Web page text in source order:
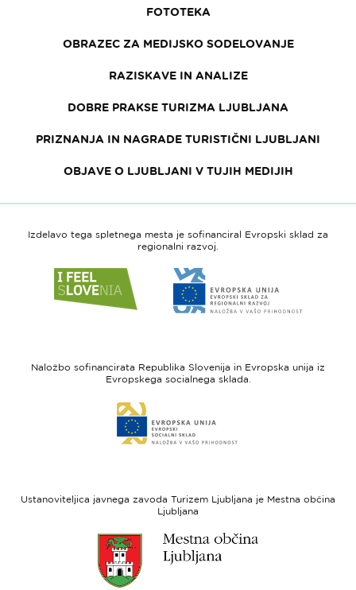
FOTOTEKA
OBRAZEC ZA MEDIJSKO SODELOVANJE
RAZISKAVE IN ANALIZE
DOBRE PRAKSE TURIZMA LJUBLJANA
PRIZNANJA IN NAGRADE TURISTIČNI LJUBLJANI
OBJAVE O LJUBLJANI V TUJIH MEDIJIH
Izdelavo tega spletnega mesta je sofinanciral Evropski sklad za
regionalni razvoj.
do
spletne
Slovenia
do
spletne
-
regionalni
Naložbo sofinancirata Republika Slovenija in Evropska unija iz
Evropskega socialnega sklada.
do
spletne
sklad
Ustanoviteljica javnega zavoda Turizem Ljubljana je Mestna občina
Ljubljana